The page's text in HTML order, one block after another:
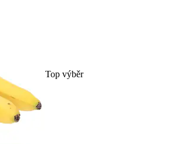
Top výběr